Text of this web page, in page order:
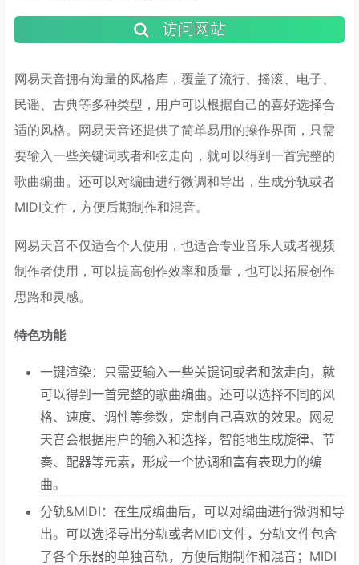
访问网站
网易天音拥有海量的风格库，覆盖了流行、摇滚、电子、
民谣、古典等多种类型，用户可以根据自己的喜好选择合
适的风格。网易天音还提供了简单易用的操作界面，只需
要输入一些关键词或者和弦走向，就可以得到一首完整的
歌曲编曲。还可以对编曲进行微调和导出，生成分轨或者
MIDI文件，方便后期制作和混音。
网易天音不仅适合个人使用，也适合专业音乐人或者视频
制作者使用，可以提高创作效率和质量，也可以拓展创作
思路和灵感。
特色功能
一键渲染：只需要输入一些关键词或者和弦走向，就
可以得到一首完整的歌曲编曲。还可以选择不同的风
格、速度、调性等参数，定制自己喜欢的效果。网易
天音会根据用户的输入和选择，智能地生成旋律、节
奏、配器等元素，形成一个协调和富有表现力的编
曲。
分轨&MIDI：在生成编曲后，可以对编曲进行微调和导
出。可以选择导出分轨或者MIDI文件，分轨文件包含
了各个乐器的单独音轨，方便后期制作和混音；MIDI